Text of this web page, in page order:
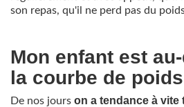
son repas, qu'il ne perd pas du
Mon enfant est
la courbe de poids
De nos jours on a tendance à vite